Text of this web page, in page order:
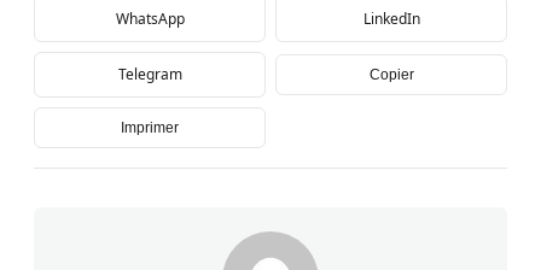
WhatsApp LinkedIn
Telegram Copier
Imprimer